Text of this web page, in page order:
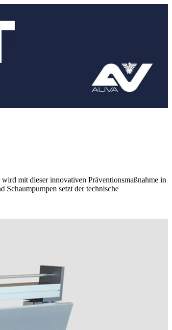
mit dieser innovativen Präventionsmaßnahme in
setzt der technische